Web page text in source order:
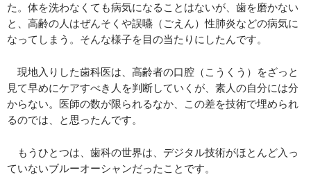
た。体を洗わなくても病気になることはないが、歯を磨かない
と、高齢の人はぜんそくや誤嚥（ごえん）性肺炎などの病気に
なってしまう。そんな様子を目の当たりにしたんです。
現地入りした歯科医は、高齢者の口腔（こうくう）をざっと
見て早めにケアすべき人を判断していくが、素人の自分には分
からない。医師の数が限られるなか、この差を技術で埋められ
るのでは、と思ったんです。
もうひとつは、歯科の世界は、デジタル技術がほとんど入っ
ていないブルーオーシャンだったことです。